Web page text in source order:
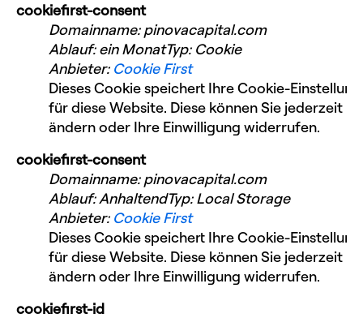
cookiefirst-consent
Domainname:pinovacapital.com
Ablauf:ein MonatTyp: Cookie
Anbieter: Cookie First
Dieses Cookie speichert Ihre Cookie-
für diese Website. Diese können Sie jederzeit
ändern oder Ihre Einwilligung widerrufen.
cookiefirst-consent
Domainname:pinovacapital.com
Ablauf:AnhaltendTyp: Local Storage
Anbieter: Cookie First
Dieses Cookie speichert Ihre Cookie-
für diese Website. Diese können Sie jederzeit
ändern oder Ihre Einwilligung widerrufen.
cookiefirst-id